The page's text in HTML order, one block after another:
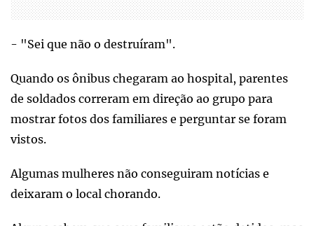
- "Sei que não o destruíram".
Quando os ônibus chegaram ao hospital, parentes
de soldados correram em direção ao grupo para
mostrar fotos dos familiares e perguntar se foram
vistos.
Algumas mulheres não conseguiram notícias e
deixaram o local chorando.